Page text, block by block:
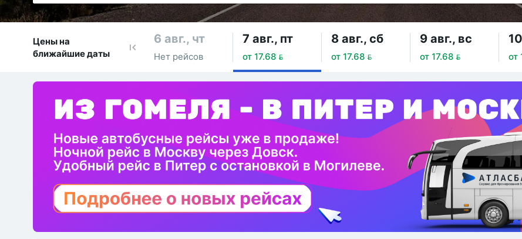
Цены на
ближайшие даты
6 авг., чт
Нет рейсов
7 авг., пт
от 17.68 
8 авг., сб
от 17.68 
9 авг., вс
от 17.68  от